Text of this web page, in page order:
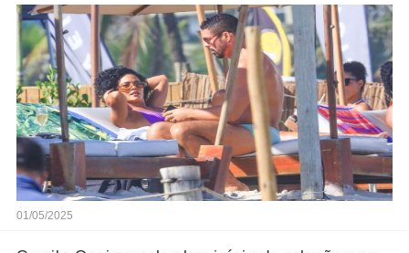
01/05/2025